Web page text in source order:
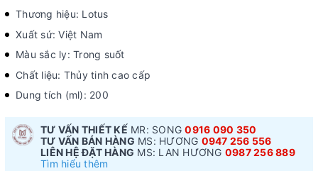
Thương hiệu: Lotus
Xuất sứ: Việt Nam
Màu sắc ly: Trong suốt
Chất liệu: Thủy tinh cao cấp
Dung tích (ml): 200
TƯ VẤN THIẾT KẾ MR: SONG0916 090 350
TƯ VẤN BÁN HÀNG MS: HƯƠNG 0947 256 556
LIÊN HỆ ĐẶT HÀNG MS: LAN HƯƠNG 0987 256 889
Tìm hiểu thêm